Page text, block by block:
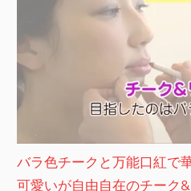
バラ色チークと万能口紅で
可愛いが自由自在のチーク